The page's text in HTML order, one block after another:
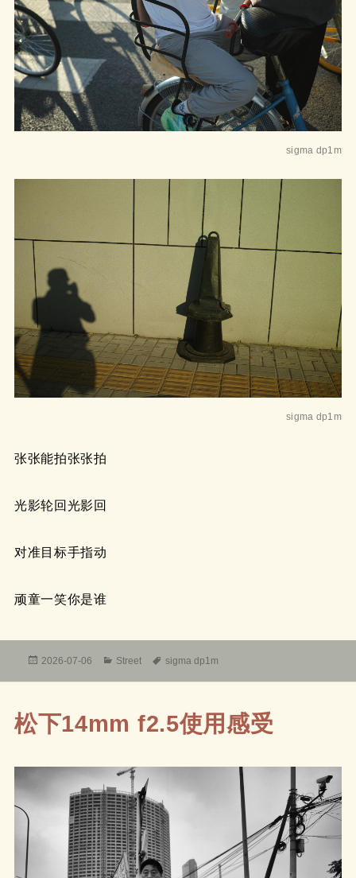
sigma dp1m
sigma dp1m
张张能拍张张拍
光影轮回光影回
对准目标手指动
顽童一笑你是谁
发
2026-07-06
分
Street
标
sigma dp1m
松下14mm f2.5使用感受